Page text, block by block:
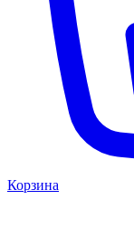
Корзина